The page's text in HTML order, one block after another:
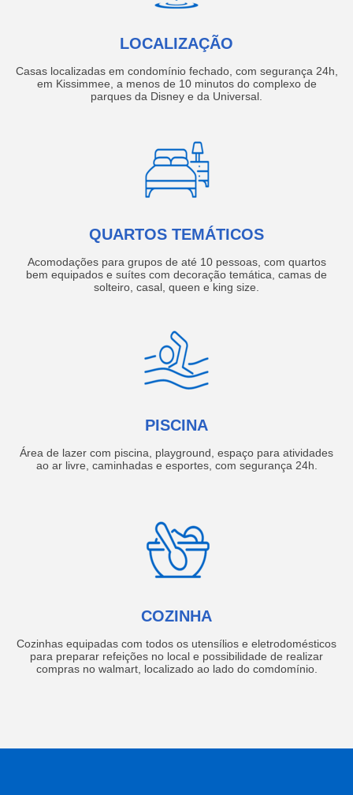
LOCALIZAÇÃO
Casas localizadas em condomínio fechado, com segurança 24h,
em Kissimmee, a menos de 10 minutos do complexo de
parques da Disney e da Universal.
QUARTOS TEMÁTICOS
Acomodações para grupos de até 10 pessoas, com quartos
bem equipados e suítes com decoração temática, camas de
solteiro, casal, queen e king size.
PISCINA
Área de lazer com piscina, playground, espaço para atividades
ao ar livre, caminhadas e esportes, com segurança 24h.
COZINHA
Cozinhas equipadas com todos os utensílios e eletrodomésticos
para preparar refeições no local e possibilidade de realizar
compras no walmart, localizado ao lado do comdomínio.